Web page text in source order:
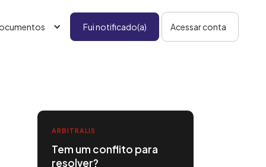
Fui notificado(a) Acessar conta
ARBITRALIS
Tem um conflito para
resolver?